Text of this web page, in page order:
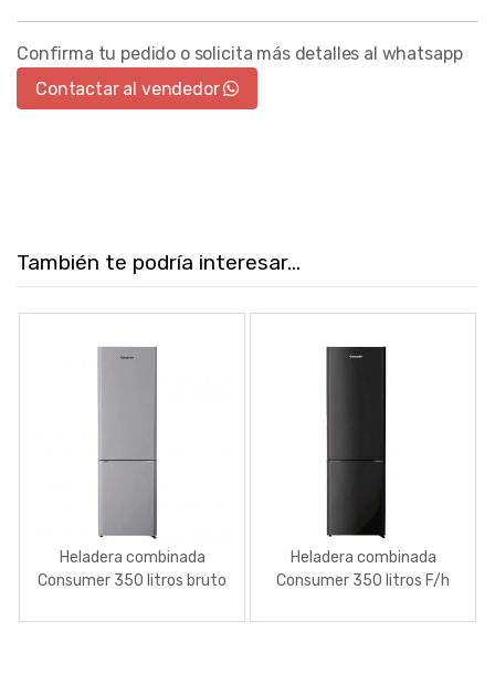
Confirma tu pedido o solicita más detalles al whatsapp
Contactar al vendedor
También te podría interesar...
Heladera combinada
Consumer 350 litros bruto
Heladera combinada
Consumer 350 litros F/h